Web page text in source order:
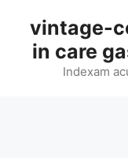
content
vintage-
in care
Indexam